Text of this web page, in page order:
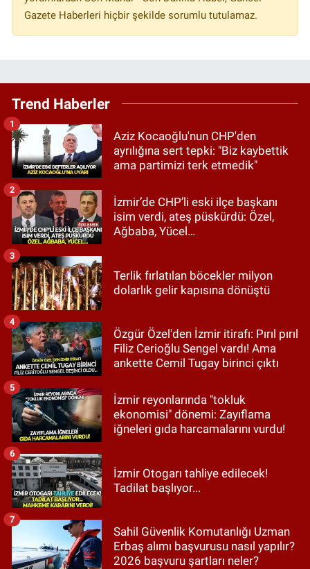
Gazete Haberleri hiçbir şekilde sorumlu tutulamaz.
Trend Haberler
Aziz Kocaoğlu'nun CHP'den
ayrılığına sert tepki: "Biz kaybettik
ama partimizi terk etmedik"
1
İzmir’de CHP’li eski ilçe başkanı
isim verdi, ateş püskürdü: Özel,
Ağbaba, Yücel…
2
Terlik fırlatılan böcekler milyon
dolarlık gelir kapısına dönüştü
3
Özgür Özel'den İzmir itirafı: Pırıl pırıl
Filiz Cerioğlu Sengel vardı! Ama
ankette Cemil Tugay birinci çıktı
4
İzmir reyonlarında "tokluk
ekonomisi" dönemi: Zayıflama
iğneleri gıda harcamalarını vurdu!
5
İzmir Otogarı tahliye edilecek!
Tadilat başlıyor...
6
Sahil Güvenlik Komutanlığı Uzman
Erbaş alımı başvurusu nasıl yapılır?
2026 başvuru şartları neler?
7